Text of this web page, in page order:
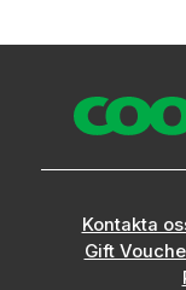
Kontakta
Gift